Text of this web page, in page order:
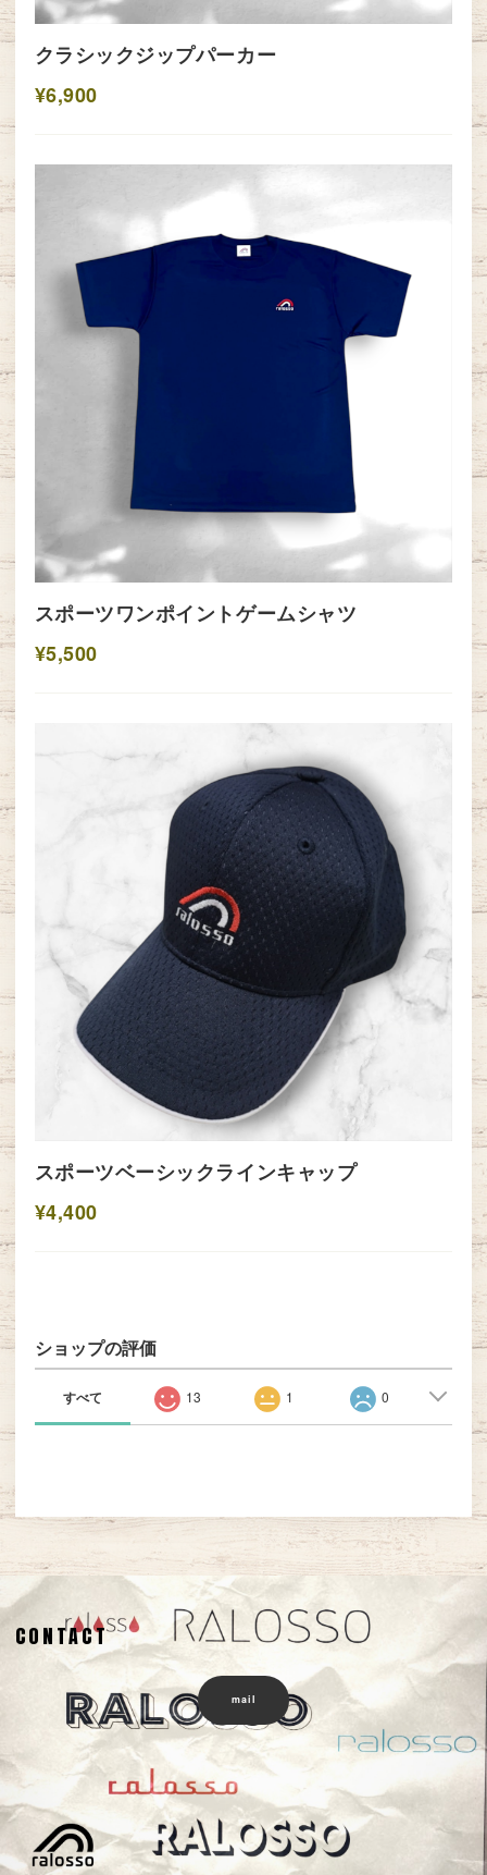
クラシックジップパーカー
¥6,900
スポーツワンポイントゲームシャツ
¥5,500
スポーツベーシックラインキャップ
¥4,400
ショップの評価
すべて 13 1 0
CONTACT
mail